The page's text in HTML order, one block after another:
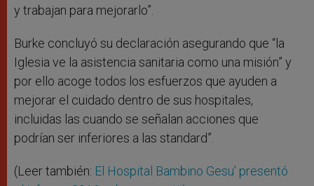
y trabajan para mejorarlo”.
Burke concluyó su declaración asegurando que “la
Iglesia ve la asistencia sanitaria como una misión” y
por ello acoge todos los esfuerzos que ayuden a
mejorar el cuidado dentro de sus hospitales,
incluidas las cuando se señalan acciones que
podrían ser inferiores a las standard”.
(Leer también: El Hospital Bambino Gesu’ presentó